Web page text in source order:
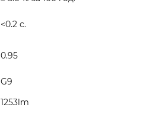
<0.2 с.
0.95
G9
1253lm